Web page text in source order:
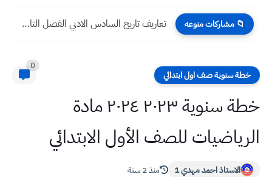
📁 مشاركات منوعه تعاريف تاريخ السادس الادبي الفصل الثاني البلاد العربية في العهد...
خطة سنوية صف اول ابتدائي
0
خطة سنوية ٢٠٢٣ ٢٠٢٤ مادة
الرياضيات للصف الأول الابتدائي
الاستاذ احمد مهدي 1 منذ 2 سنة